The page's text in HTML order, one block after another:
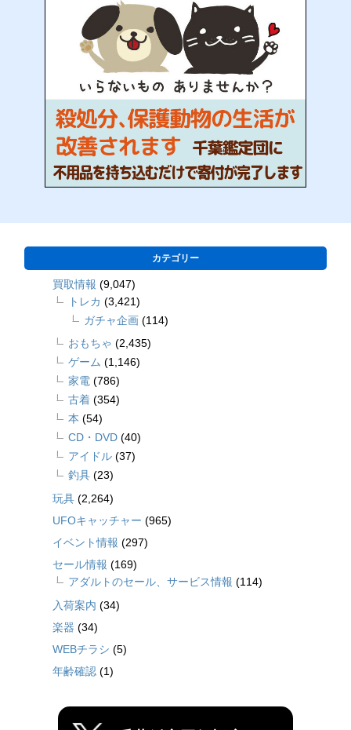
カテゴリー
買取情報 (9,047)
トレカ (3,421)
ガチャ企画 (114)
おもちゃ (2,435)
ゲーム (1,146)
家電 (786)
古着 (354)
本 (54)
CD・DVD (40)
アイドル (37)
釣具 (23)
玩具 (2,264)
UFOキャッチャー (965)
イベント情報 (297)
セール情報 (169)
アダルトのセール、サービス情報 (114)
入荷案内 (34)
楽器 (34)
WEBチラシ (5)
年齢確認 (1)